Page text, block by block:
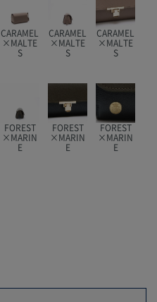
CARAMEL
×MALTE
S
CARAMEL
×MALTE
S
CARAMEL
×MALTE
S
FOREST
×MARIN
E
FOREST
×MARIN
E
FOREST
×MARIN
E